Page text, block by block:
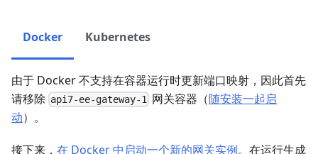
Docker Kubernetes
由于 Docker 不支持在容器运行时更新端口映射，因此首先
请移除 api7-ee-gateway-1 网关容器（随安装一起启
动）。
接下来， 在 Docker 中启动一个新的网关实例。在运行生成